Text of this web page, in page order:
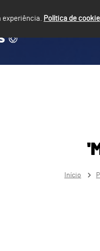
experiência. Política de
Início